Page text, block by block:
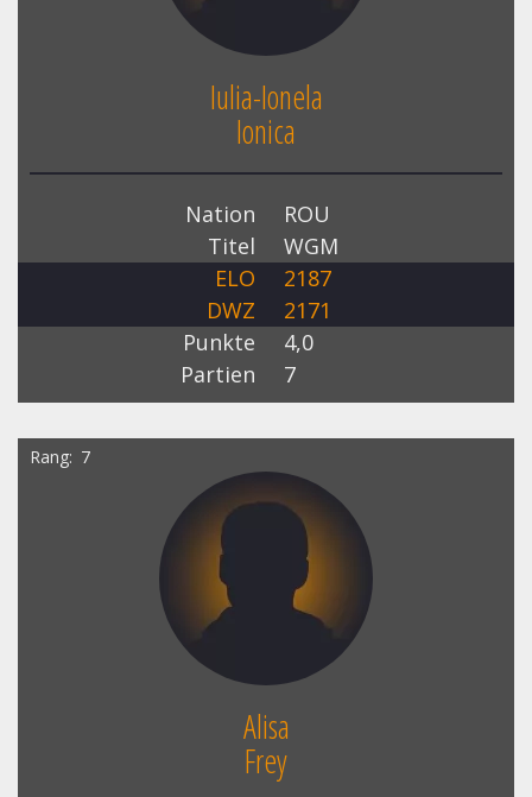
Iulia-Ionela
Ionica
Nation
ROU
Titel
WGM
ELO
2187
DWZ
2171
Punkte
4,0
Partien
7
Rang 7
Alisa
Frey